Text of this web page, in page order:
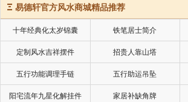
Ξ 易德轩官方风水商城精品推荐
十年经典化太岁锦囊 铁笔居士简介
定制风水吉祥摆件 招贵人靠山塔
五行功能调理手链 五行助运吊坠
阳宅流年九星化解挂件 家居补缺角牌